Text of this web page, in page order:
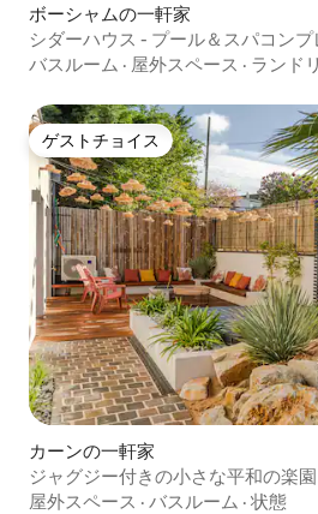
ボーシャムの一軒家
シダーハウス - プール＆スパコンプ
バスルーム · 屋外スペース · ランド
ゲストチョイス
ゲストチョイス
カーンの一軒家
ジャグジー付きの小さな平和の楽園
屋外スペース · バスルーム · 状態